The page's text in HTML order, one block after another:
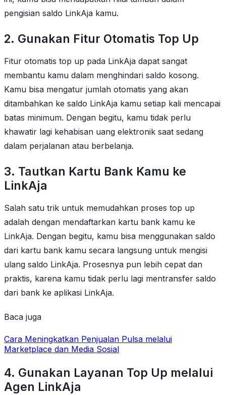
pengisian saldo LinkAja kamu.
2. Gunakan Fitur Otomatis Top Up
Fitur otomatis top up pada LinkAja dapat sangat
membantu kamu dalam menghindari saldo kosong.
Kamu bisa mengatur jumlah otomatis yang akan
ditambahkan ke saldo LinkAja kamu setiap kali mencapai
batas minimum. Dengan begitu, kamu tidak perlu
khawatir lagi kehabisan uang elektronik saat sedang
dalam perjalanan atau berbelanja.
3. Tautkan Kartu Bank Kamu ke
LinkAja
Salah satu trik untuk memudahkan proses top up
adalah dengan mendaftarkan kartu bank kamu ke
LinkAja. Dengan begitu, kamu bisa menggunakan saldo
dari kartu bank kamu secara langsung untuk mengisi
ulang saldo LinkAja. Prosesnya pun lebih cepat dan
praktis, karena kamu tidak perlu lagi mentransfer saldo
dari bank ke aplikasi LinkAja.
Baca juga
Cara Meningkatkan Penjualan Pulsa melalui
Marketplace dan Media Sosial
4. Gunakan Layanan Top Up melalui
Agen LinkAja